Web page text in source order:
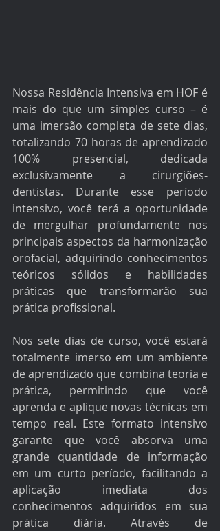
Nossa Residência Intensiva em HOF é
mais do que um simples curso – é
uma imersão completa de sete dias,
totalizando 70 horas de aprendizado
100% presencial, dedicada
exclusivamente a cirurgiões-
dentistas. Durante esse período
intensivo, você terá a oportunidade
de mergulhar profundamente nos
principais aspectos da harmonização
orofacial, adquirindo conhecimentos
teóricos sólidos e habilidades
práticas que transformarão sua
prática profissional.
Nos sete dias de curso, você estará
totalmente imerso em um ambiente
de aprendizado que combina teoria e
prática, permitindo que você
aprenda e aplique novas técnicas em
tempo real. Este formato intensivo
garante que você absorva uma
grande quantidade de informação
em um curto período, facilitando a
aplicação imediata dos
conhecimentos adquiridos em sua
prática diária. Através de